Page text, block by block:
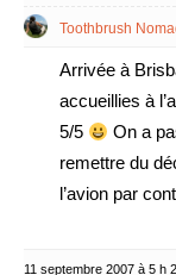
Toothbrush
Arrivée à
accueillies à
5/5
On a
remettre du
l’avion par
11 septembre 2007 à 5 h